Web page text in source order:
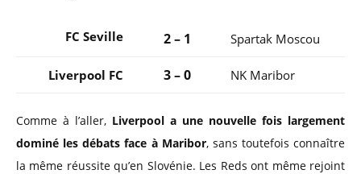
FC Seville 2 – 1 Spartak Moscou
Liverpool FC 3 – 0 NK Maribor
Comme à l’aller, Liverpool a une nouvelle fois largement
dominé les débats face à Maribor, sans toutefois connaître
la même réussite qu’en Slovénie. Les Reds ont même rejoint